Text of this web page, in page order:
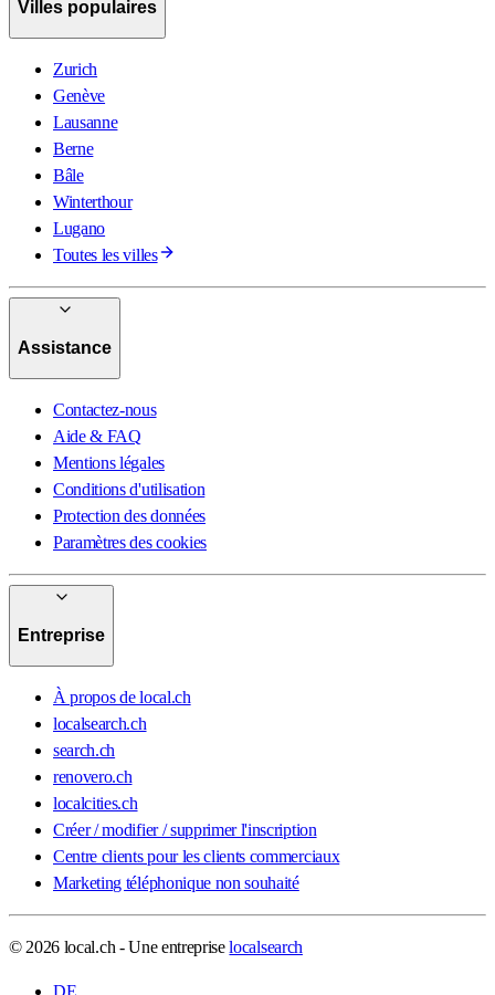
Villes populaires
Zurich
Genève
Lausanne
Berne
Bâle
Winterthour
Lugano
Toutes les villes
Assistance
Contactez-nous
Aide & FAQ
Mentions légales
Conditions d'utilisation
Protection des données
Paramètres des cookies
Entreprise
À propos de local.ch
localsearch.ch
search.ch
renovero.ch
localcities.ch
Créer / modifier / supprimer l'inscription
Centre clients pour les clients commerciaux
Marketing téléphonique non souhaité
© 2026 local.ch - Une entrepriselocalsearch
DE